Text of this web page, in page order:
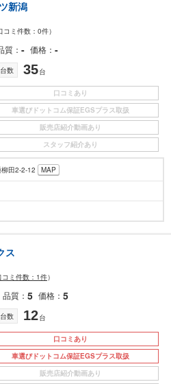
新潟
コミ件数：0件）
質 - 価格 -
数 35台
口コミあり
車選びドットコム保証EGSプラス取扱
販売店紹介動画あり
スタッフ紹介あり
田2-2-12 MAP
ス
コミ件数：1件）
品質 5 価格 5
数 12台
口コミあり
車選びドットコム保証EGSプラス取扱
販売店紹介動画あり